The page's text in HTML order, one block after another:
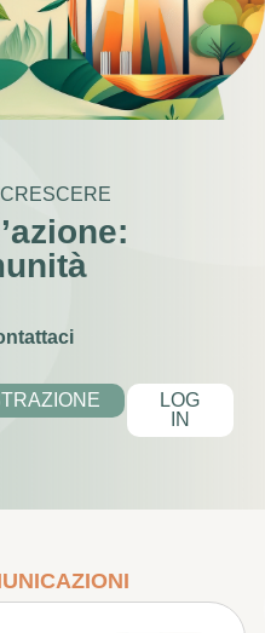
LOG
IN